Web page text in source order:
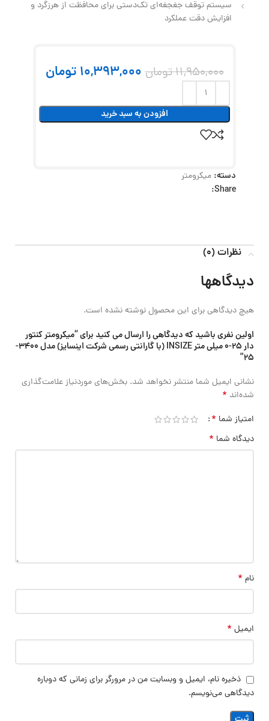
سیستم توقف جغجغه‌ای تک‌دستی برای محافظت از هرزگرد و
افزایش دقت عملکرد
11,950,000تومان 10,393,000 تومان
افزودن به سبد خرید
دسته: میکرومتر
Share:
نظرات (0)
دیدگاهها
هیچ دیدگاهی برای این محصول نوشته نشده است.
اولین نفری باشید که دیدگاهی را ارسال می کنید برای “میکرومتر کنتور
دار 25-0 میلی متر INSIZE (با گارانتی رسمی شرکت اینسایز) مدل 3400-
25”
نشانی ایمیل شما منتشر نخواهد شد. بخش‌های موردنیاز علامت‌گذاری
شده‌اند *
امتیاز شما *
دیدگاه شما *
نام *
ایمیل *
ذخیره نام، ایمیل و وبسایت من در مرورگر برای زمانی که دوباره
دیدگاهی می‌نویسم.